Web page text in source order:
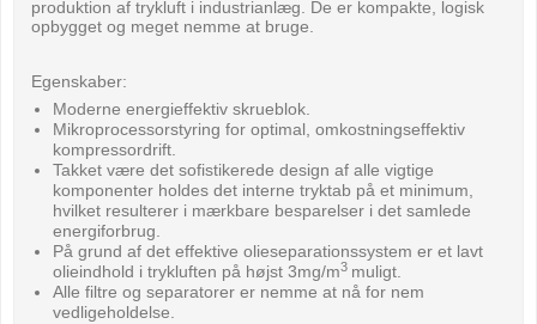
produktion af trykluft i industrianlæg. De er kompakte, logisk
opbygget og meget nemme at bruge.
Egenskaber:
Moderne energieffektiv skrueblok.
Mikroprocessorstyring for optimal, omkostningseffektiv
kompressordrift.
Takket være det sofistikerede design af alle vigtige
komponenter holdes det interne tryktab på et minimum,
hvilket resulterer i mærkbare besparelser i det samlede
energiforbrug.
På grund af det effektive olieseparationssystem er et lavt
olieindhold i trykluften på højst 3mg/m3 muligt.
Alle filtre og separatorer er nemme at nå for nem
vedligeholdelse.